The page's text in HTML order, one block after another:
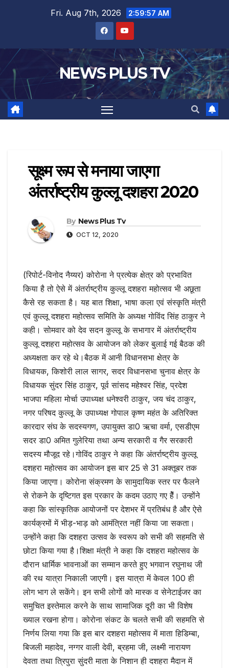
Fri. Aug 7th, 2026 2:59:58 AM
NEWS PLUS TV
सूक्ष्म रूप से मनाया जाएगा
अंतर्राष्ट्रीय कुल्लू दशहरा 2020
By News Plus Tv
OCT 12, 2020
(रिपोर्ट-विनोद नैय्यर) कोरोना ने प्रत्येक क्षेत्र को प्रभावित
किया है तो ऐसे में अंतर्राष्ट्रीय कुल्लू दशहरा महोत्सव भी अछूता
कैसे रह सकता है। यह बात शिक्षा, भाषा कला एवं संस्कृति मंत्री
एवं कुल्लू दशहरा महोत्सव समिति के अध्यक्ष गोविंद सिंह ठाकुर ने
कही। सोमवार को देव सदन कुल्लू के सभागार में अंतर्राष्ट्रीय
कुल्लू दशहरा महोत्सव के आयोजन को लेकर बुलाई गई बैठक की
अध्यक्षता कर रहे थे।बैठक में आनी विधानसभा क्षेत्र के
विधायक, किशोरी लाल सागर, सदर विधानसभा चुनाव क्षेत्र के
विधायक सुंदर सिंह ठाकुर, पूर्व सांसद महेश्वर सिंह, प्रदेश
भाजपा महिला मोर्चा उपाध्यक्ष धनेश्वरी ठाकुर, जय चंद ठाकुर,
नगर परिषद कुल्लू के उपाध्यक्ष गोपाल कृष्ण महंत के अतिरिक्त
कारदार संघ के सदस्यगण, उपायुक्त डा0 ऋचा वर्मा, एसडीएम
सदर डा0 अमित गुलेरिया तथा अन्य सरकारी व गैर सरकारी
सदस्य मौजूद रहे।गोविंद ठाकुर ने कहा कि अंतर्राष्ट्रीय कुल्लू
दशहरा महोत्सव का आयोजन इस बार 25 से 31 अक्तूबर तक
किया जाएगा। कोरोना संक्रमण के सामुदायिक स्तर पर फैलने
से रोकने के दृष्टिगत इस प्रकार के कदम उठाए गए हैें। उन्होंने
कहा कि सांस्कृतिक आयोजनों पर देशभर में प्रतिबंध है और ऐसे
कार्यक्रमों में भीड़-भाड़ को आमंत्रित नहीं किया जा सकता।
उन्होंने कहा कि दशहरा उत्सव के स्वरूप को सभी की सहमति से
छोटा किया गया है।शिक्षा मंत्री ने कहा कि दशहरा महोत्सव के
दौरान धार्मिक भावनाओं का सम्मान करते हुए भगवान रघुनाथ जी
की रथ यात्रा निकाली जाएगी। इस यात्रा में केवल 100 ही
लोग भाग ले सकेंगे। इन सभी लोगों को मास्क व सेनेटाईजर का
समुचित इस्तेमाल करने के साथ सामाजिक दूरी का भी विशेष
ख्याल रखना होगा। कोरोना संकट के चलते सभी की सहमति से
निर्णय लिया गया कि इस बार दशहरा महोत्सव में माता हिडिम्बा,
बिजली महादेव, नग्गर वाली देवी, ब्रहमा जी, लक्ष्मी नारायण
देवता तथा त्रिपुरा सुंदरी माता के निशान ही दशहरा मैदान में